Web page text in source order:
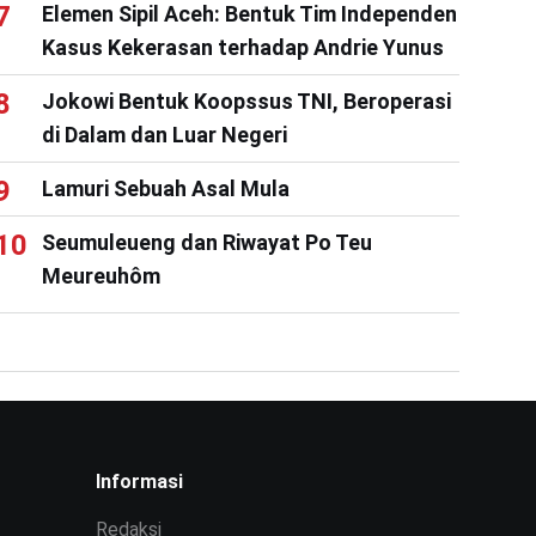
Elemen Sipil Aceh: Bentuk Tim Independen
Kasus Kekerasan terhadap Andrie Yunus
Jokowi Bentuk Koopssus TNI, Beroperasi
di Dalam dan Luar Negeri
Lamuri Sebuah Asal Mula
Seumuleueng dan Riwayat Po Teu
Meureuhôm
Informasi
Redaksi